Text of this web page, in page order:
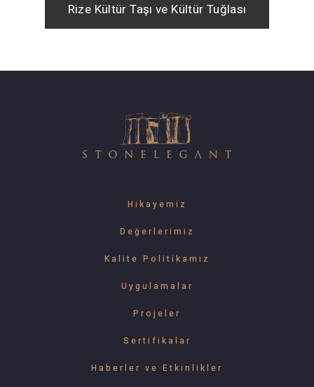
Rize Kültür Taşı ve Kültür Tuğlası
Hikayemiz
Değerlerimiz
Kalite Politikamız
Uygulamalar
Projeler
Sertifikalar
Haberler ve Etkinlikler